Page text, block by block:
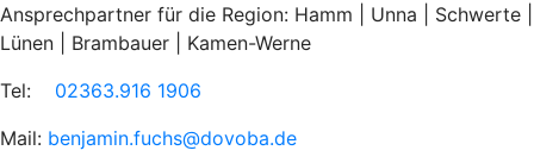
Ansprechpartner für die Region: Hamm | Unna | Schwerte |
Lünen | Brambauer | Kamen-Werne
Tel: 02363.916 1906
Mail: benjamin.fuchs@dovoba.de